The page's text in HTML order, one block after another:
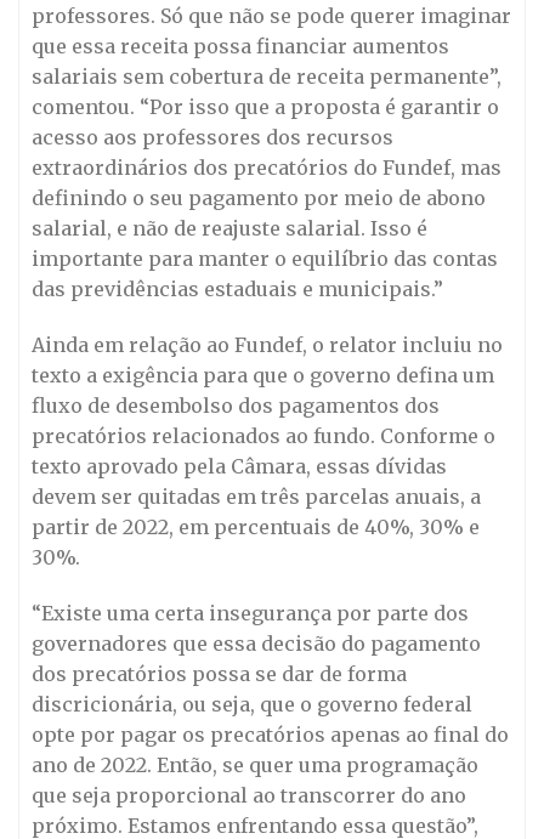
professores. Só que não se pode querer imaginar
que essa receita possa financiar aumentos
salariais sem cobertura de receita permanente”,
comentou. “Por isso que a proposta é garantir o
acesso aos professores dos recursos
extraordinários dos precatórios do Fundef, mas
definindo o seu pagamento por meio de abono
salarial, e não de reajuste salarial. Isso é
importante para manter o equilíbrio das contas
das previdências estaduais e municipais.”
Ainda em relação ao Fundef, o relator incluiu no
texto a exigência para que o governo defina um
fluxo de desembolso dos pagamentos dos
precatórios relacionados ao fundo. Conforme o
texto aprovado pela Câmara, essas dívidas
devem ser quitadas em três parcelas anuais, a
partir de 2022, em percentuais de 40%, 30% e
30%.
“Existe uma certa insegurança por parte dos
governadores que essa decisão do pagamento
dos precatórios possa se dar de forma
discricionária, ou seja, que o governo federal
opte por pagar os precatórios apenas ao final do
ano de 2022. Então, se quer uma programação
que seja proporcional ao transcorrer do ano
próximo. Estamos enfrentando essa questão”,